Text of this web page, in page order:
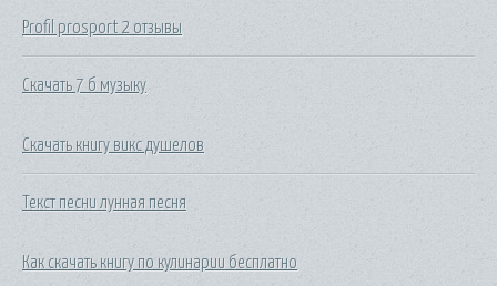
Profil prosport 2 отзывы
Скачать 7 б музыку
Скачать книгу викс душелов
Текст песни лунная песня
Как скачать книгу по кулинарии бесплатно